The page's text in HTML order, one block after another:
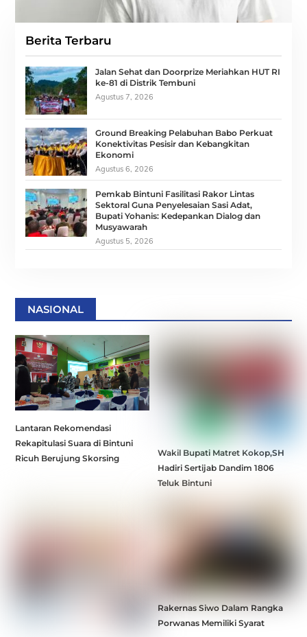
Berita Terbaru
Jalan Sehat dan Doorprize Meriahkan HUT RI
ke-81 di Distrik Tembuni
Agustus 7, 2026
Ground Breaking Pelabuhan Babo Perkuat
Konektivitas Pesisir dan Kebangkitan
Ekonomi
Agustus 6, 2026
Pemkab Bintuni Fasilitasi Rakor Lintas
Sektoral Guna Penyelesaian Sasi Adat,
Bupati Yohanis: Kedepankan Dialog dan
Musyawarah
Agustus 5, 2026
NASIONAL
Lantaran Rekomendasi
Rekapitulasi Suara di Bintuni
Ricuh Berujung Skorsing
Wakil Bupati Matret Kokop,SH
Hadiri Sertijab Dandim 1806
Teluk Bintuni
Rakernas Siwo Dalam Rangka
Porwanas Memiliki Syarat